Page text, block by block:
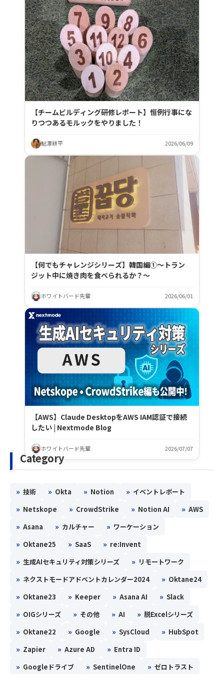
【チームビルディング研修レポート】恒例行事にな
りつつあるモルックをやりました！
鮎澤耕平 2026/06/09
【何でもチャレンジシリーズ】韓国編①～トラン
ジット中に焼き肉を食べられるか？～
ホワイトバード先輩 2026/06/01
【AWS】Claude DesktopをAWS IAM認証で接続
したい | Nextmode Blog
ホワイトバード先輩 2026/07/07
Category
» 技術 » Okta » Notion » イベントレポート
» Netskope » CrowdStrike » Notion AI » AWS
» Asana » カルチャー » ワーケーション
» Oktane25 » SaaS » re:Invent
» 生成AIセキュリティ対策シリーズ » リモートワーク
» ネクストモードアドベントカレンダー2024 » Oktane24
» Oktane23 » Keeper » Asana AI » Slack
» OIGシリーズ » その他 » AI » 脱Excelシリーズ
» Oktane22 » Google » SysCloud » HubSpot
» Zapier » Azure AD » Entra ID
» Googleドライブ » SentinelOne » ゼロトラスト